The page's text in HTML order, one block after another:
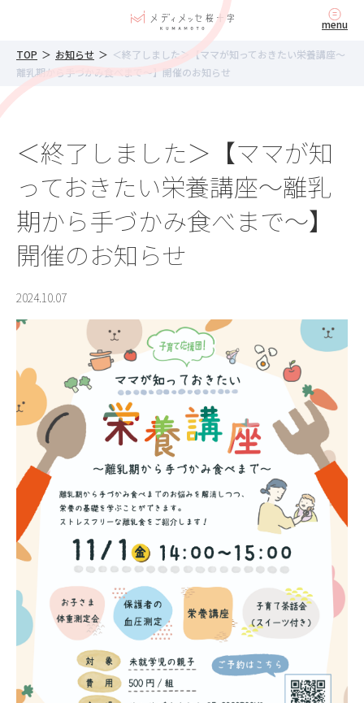
キ
ッ
menu
TOP ＞ お知らせ ＞ ＜終了しました＞【ママが知っておきたい栄養講座～
離乳期から手づかみ食べまで～】開催のお知らせ
＜終了しました＞【ママが知
っておきたい栄養講座～離乳
期から手づかみ食べまで～】
開催のお知らせ
2024.10.07